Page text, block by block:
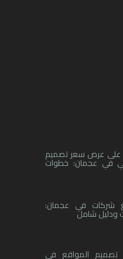
على عرض سعر تصميم
في عجمان: خطوات
شركات في عجمان:
ودليل شامل
المواقع في